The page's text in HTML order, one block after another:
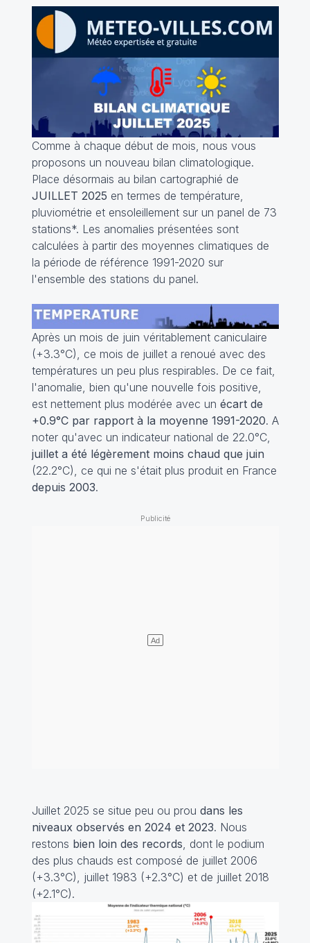
Comme à chaque début de mois, nous vous
proposons un nouveau bilan climatologique.
Place désormais au bilan cartographié de
JUILLET 2025 en termes de température,
pluviométrie et ensoleillement sur un panel de 73
stations*. Les anomalies présentées sont
calculées à partir des moyennes climatiques de
la période de référence 1991-2020 sur
l'ensemble des stations du panel.
Après un mois de juin véritablement caniculaire
(+3.3°C), ce mois de juillet a renoué avec des
températures un peu plus respirables. De ce fait,
l'anomalie, bien qu'une nouvelle fois positive,
est nettement plus modérée avec un écart de
+0.9°C par rapport à la moyenne 1991-2020. A
noter qu'avec un indicateur national de 22.0°C,
juillet a été légèrement moins chaud que juin
(22.2°C), ce qui ne s'était plus produit en France
depuis 2003.
Juillet 2025 se situe peu ou prou dans les
niveaux observés en 2024 et 2023. Nous
restons bien loin des records , dont le podium
des plus chauds est composé de juillet 2006
(+3.3°C), juillet 1983 (+2.3°C) et de juillet 2018
(+2.1°C).